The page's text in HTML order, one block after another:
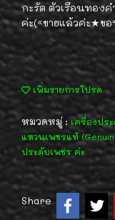
กะรัต ตัวเรือนทอง
ค่ะ(«ขายแล้วค่ะ★ข
เพิ่มรายการโปรด
หมวดหมู่ : เครื่องปร
แหวนเพชรแท้
ประดับเพชร ค่ะ
Share